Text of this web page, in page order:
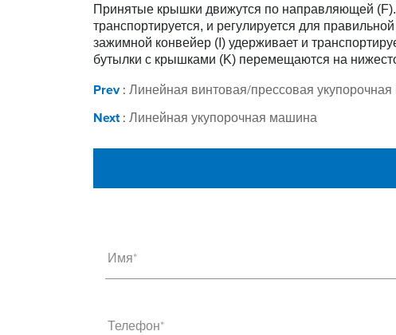
Принятые крышки движутся по направляющей
транспортируется, и регулируется для
зажимной конвейер (I) удерживает и
бутылки с крышками (K) перемещаются на
Prev: Линейная винтовая/прессовая
Next: Линейная укупорочная машина
Имя*
Телефон*